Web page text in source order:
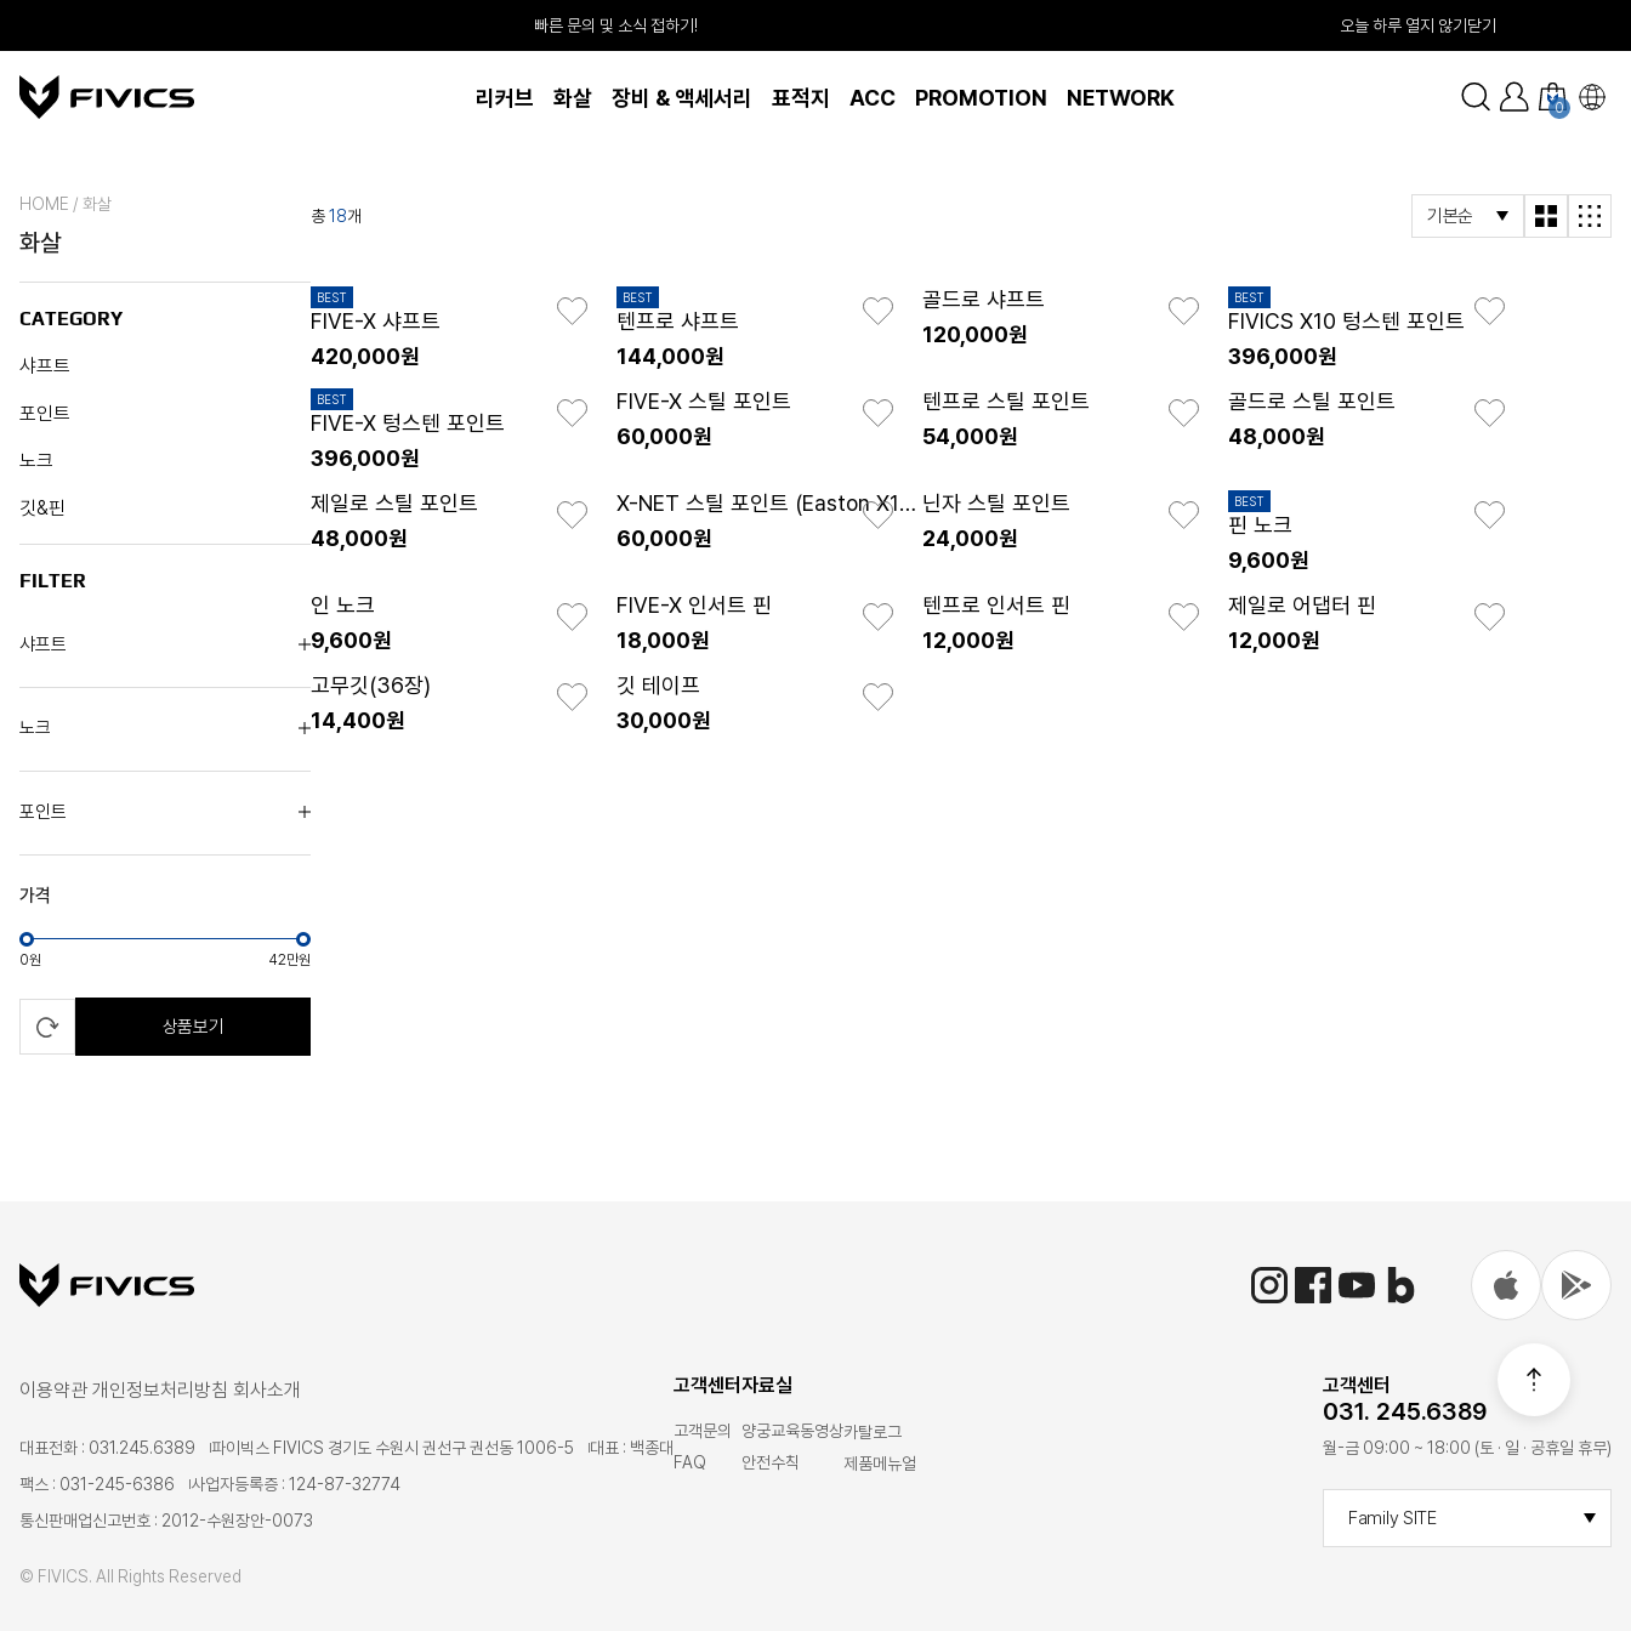
빠른 문의 및 소식 접하기! 오늘 하루 열지 않기 닫기
리커브 화살 장비 & 액세서리 표적지 ACC PROMOTION NETWORK 0
HOME / 화살
화살
CATEGORY
샤프트
포인트
노크
깃&핀
FILTER
샤프트
노크
포인트
가격
0원 42만원
상품보기
총18개
BEST
FIVE-X 샤프트
420,000원
BEST
텐프로 샤프트
144,000원
골드로 샤프트
120,000원
BEST
FIVICS X10 텅스텐 포인트
396,000원
BEST
FIVE-X 텅스텐 포인트
396,000원
FIVE-X 스틸 포인트
60,000원
텐프로 스틸 포인트
54,000원
골드로 스틸 포인트
48,000원
제일로 스틸 포인트
48,000원
X-NET 스틸 포인트 (Easton X10용)
60,000원
닌자 스틸 포인트
24,000원
BEST
핀 노크
9,600원
인 노크
9,600원
FIVE-X 인서트 핀
18,000원
텐프로 인서트 핀
12,000원
제일로 어댑터 핀
12,000원
고무깃(36장)
14,400원
깃 테이프
30,000원
이용약관 개인정보처리방침 회사소개
대표전화 : 031.245.6389 파이빅스 FIVICS 경기도 수원시 권선구 권선동 1006-5
대표 : 백종대
팩스 : 031-245-6386
사업자등록증 : 124-87-32774
통신판매업신고번호 : 2012-수원장안-0073
© FIVICS. All Rights Reserved
고객센터
고객문의
FAQ
자료실
양궁교육동영상
안전수칙
카탈로그
제품메뉴얼
고객센터
031. 245.6389
월-금 09:00 ~ 18:00 (토 · 일 · 공휴일 휴무)